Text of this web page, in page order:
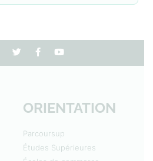
ORIENTATION
Parcoursup
Études Supérieures